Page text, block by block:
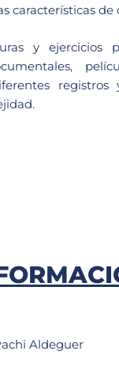
características
y ejercicios
registros
Aldeguer